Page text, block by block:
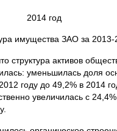
2014 год
имущества ЗАО за 2013-
структура активов
уменьшилась доля
году до 49,2% в 2014
увеличилась с